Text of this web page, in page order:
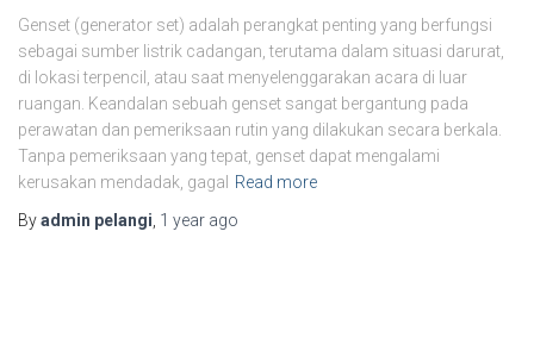
Genset (generator set) adalah perangkat penting yang berfungsi
sebagai sumber listrik cadangan, terutama dalam situasi darurat,
di lokasi terpencil, atau saat menyelenggarakan acara di luar
ruangan. Keandalan sebuah genset sangat bergantung pada
perawatan dan pemeriksaan rutin yang dilakukan secara berkala.
Tanpa pemeriksaan yang tepat, genset dapat mengalami
kerusakan mendadak, gagal
Read more
Byadmin pelangi 1 year ago